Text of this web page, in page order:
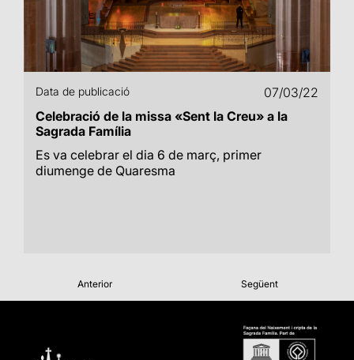
Data de publicació
07/03/22
Celebració de la missa «Sent la Creu» a la
Sagrada Família
Es va celebrar el dia 6 de març, primer
diumenge de Quaresma
Anterior Següent